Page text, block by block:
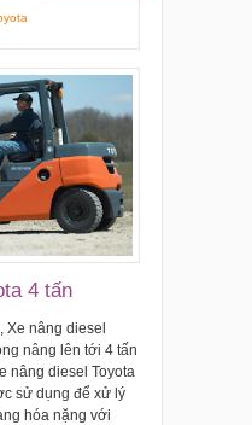
4 tấn
Xe nâng diesel
nâng lên tới 4 tấn
nâng diesel Toyota
sử dụng để xử lý
hóa nặng với